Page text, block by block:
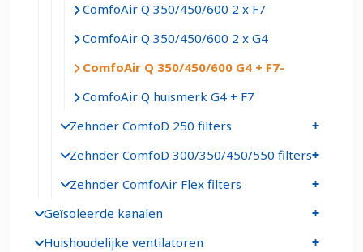
ComfoAir Q 350/450/600 2 x F7
ComfoAir Q 350/450/600 2 x G4
ComfoAir Q 350/450/600 G4 + F7
ComfoAir Q huismerk G4 + F7
Zehnder ComfoD 250 filters
Zehnder ComfoD 300/350/450/550 filters
Zehnder ComfoAir Flex filters
Geïsoleerde kanalen
Huishoudelijke ventilatoren